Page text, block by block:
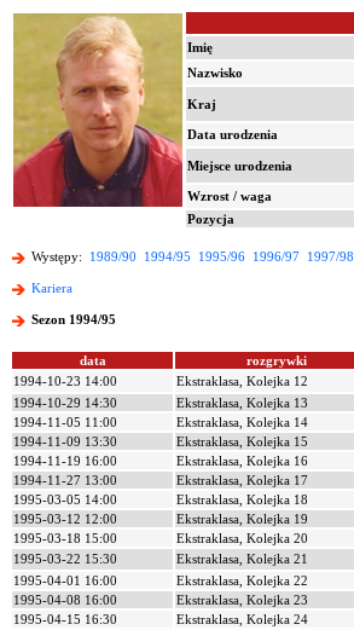
Imię
Nazwisko
Kraj
Data urodzenia
Miejsce urodzenia
Wzrost / waga
Pozycja
Występy: 1989/90 1994/95 1995/96 1996/97 1997/98
Kariera
Sezon 1994/95
data rozgrywki
1994-10-23 14:00
Ekstraklasa, Kolejka 12
1994-10-29 14:30
Ekstraklasa, Kolejka 13
1994-11-05 11:00
Ekstraklasa, Kolejka 14
1994-11-09 13:30
Ekstraklasa, Kolejka 15
1994-11-19 16:00
Ekstraklasa, Kolejka 16
1994-11-27 13:00
Ekstraklasa, Kolejka 17
1995-03-05 14:00
Ekstraklasa, Kolejka 18
1995-03-12 12:00
Ekstraklasa, Kolejka 19
1995-03-18 15:00
Ekstraklasa, Kolejka 20
1995-03-22 15:30
Ekstraklasa, Kolejka 21
1995-04-01 16:00
Ekstraklasa, Kolejka 22
1995-04-08 16:00
Ekstraklasa, Kolejka 23
1995-04-15 16:30
Ekstraklasa, Kolejka 24